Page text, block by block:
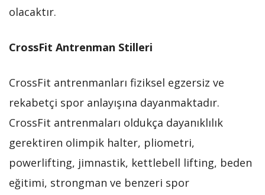
olacaktır.
CrossFit Antrenman Stilleri
CrossFit antrenmanları fiziksel egzersiz ve
rekabetçi spor anlayışına dayanmaktadır.
CrossFit antrenmaları oldukça dayanıklılık
gerektiren olimpik halter, pliometri,
powerlifting, jimnastik, kettlebell lifting, beden
eğitimi, strongman ve benzeri spor